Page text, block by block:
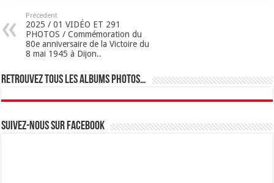
Précedent
2025 / 01 VIDÉO ET 291
PHOTOS / Commémoration du
80e anniversaire de la Victoire du
8 mai 1945 à Dijon..
Retrouvez tous les albums photos…
Suivez-nous sur Facebook